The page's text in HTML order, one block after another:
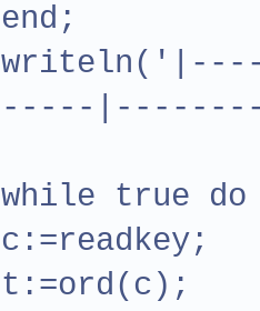
end;
-----
while true do
c:=readkey;
t:=ord(c);